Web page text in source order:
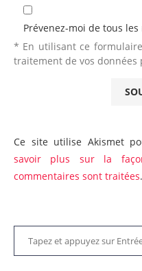
Prévenez-moi de tous
* En utilisant ce
traitement de vos données
Ce site utilise Akismet
savoir plus sur la
commentaires sont traitées.